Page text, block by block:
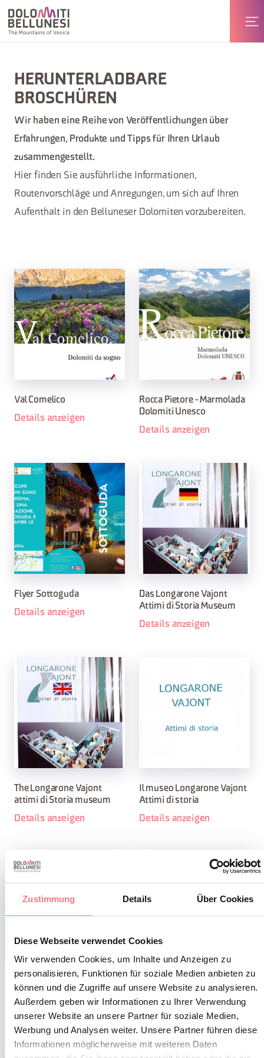
Zustimmung Details Über Cookies
Diese Webseite verwendet Cookies
Wir verwenden Cookies, um Inhalte und Anzeigen zu
personalisieren, Funktionen für soziale Medien anbieten zu
können und die Zugriffe auf unsere Website zu analysieren.
Außerdem geben wir Informationen zu Ihrer Verwendung
unserer Website an unsere Partner für soziale Medien,
Werbung und Analysen weiter. Unsere Partner führen diese
Informationen möglicherweise mit weiteren Daten
HERUNTERLADBARE
BROSCHÜREN
Wir haben eine Reihe von Veröffentlichungen über
Erfahrungen, Produkte und Tipps für Ihren Urlaub
zusammengestellt.
Hier finden Sie ausführliche Informationen,
Routenvorschläge und Anregungen, um sich auf Ihren
Aufenthalt in den Belluneser Dolomiten vorzubereiten.
Val Comelico
Details anzeigen
Rocca Pietore - Marmolada
Dolomiti Unesco
Details anzeigen
Flyer Sottoguda
Details anzeigen
Das Longarone Vajont
Attimi di Storia Museum
Details anzeigen
The Longarone Vajont
attimi di Storia museum
Details anzeigen
Il museo Longarone Vajont
Attimi di storia
Details anzeigen
La vecchia chiesa arcipretale
Details anzeigen
La chiesa di San Tommaso e
Details anzeigen